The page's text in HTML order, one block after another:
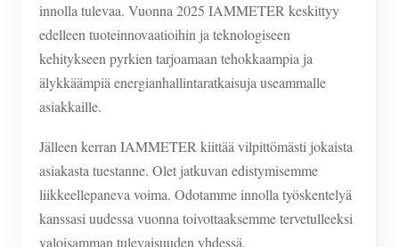
innolla tulevaa. Vuonna 2025 IAMMETER keskittyy
edelleen tuoteinnovaatioihin ja teknologiseen
kehitykseen pyrkien tarjoamaan tehokkaampia ja
älykkäämpiä energianhallintaratkaisuja useammalle
asiakkaille.
Jälleen kerran IAMMETER kiittää vilpittömästi jokaista
asiakasta tuestanne. Olet jatkuvan edistymisemme
liikkeellepaneva voima. Odotamme innolla työskentelyä
kanssasi uudessa vuonna toivottaaksemme tervetulleeksi
valoisamman tulevaisuuden yhdessä.